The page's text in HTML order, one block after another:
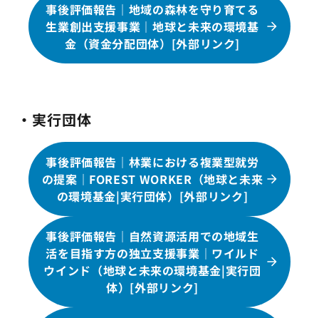
事後評価報告｜地域の森林を守り育てる
生業創出支援事業｜地球と未来の環境基
金（資金分配団体）[外部リンク]
・実行団体
事後評価報告｜林業における複業型就労
の提案｜FOREST WORKER（地球と未来
の環境基金|実行団体）[外部リンク]
事後評価報告｜自然資源活用での地域生
活を目指す方の独立支援事業｜ワイルド
ウインド（地球と未来の環境基金|実行団
体）[外部リンク]